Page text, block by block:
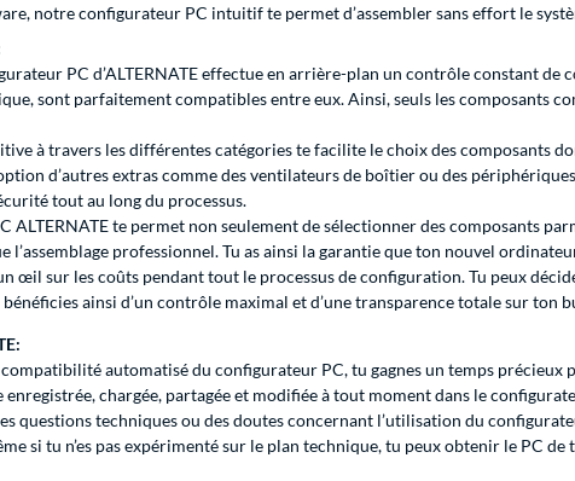
notre configurateur PC intuitif te permet d’assembler sans effort le
PC d’ALTERNATE effectue en arrière-plan un contrôle constant de
sont parfaitement compatibles entre eux. Ainsi, seuls les composants
à travers les différentes catégories te facilite le choix des composants
d’autres extras comme des ventilateurs de boîtier ou des
tout au long du processus.
ALTERNATE te permet non seulement de sélectionner des composants
l’assemblage professionnel. Tu as ainsi la garantie que ton nouvel
œil sur les coûts pendant tout le processus de configuration. Tu peux
ainsi d’un contrôle maximal et d’une transparence totale sur ton
automatisé du configurateur PC, tu gagnes un temps précieux
chargée, partagée et modifiée à tout moment dans le
questions techniques ou des doutes concernant l’utilisation du
si tu n’es pas expérimenté sur le plan technique, tu peux obtenir le PC de